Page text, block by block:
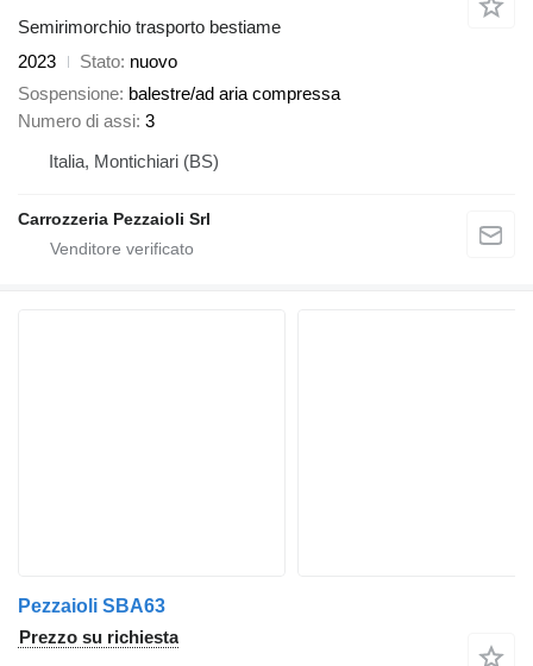
Semirimorchio trasporto bestiame
2023
Stato nuovo
Sospensione balestre/ad aria compressa
Numero di assi 3
Italia, Montichiari (BS)
Carrozzeria Pezzaioli Srl
Pezzaioli SBA63
Prezzo su richiesta